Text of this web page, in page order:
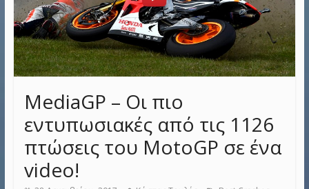
MediaGP – Οι πιο
εντυπωσιακές από τις 1126
πτώσεις του MotoGP σε ένα
video!